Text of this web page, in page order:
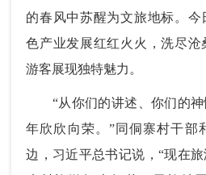
的春风中苏醒为文旅地标。
色产业发展红红火火，洗尽
游客展现独特魅力。
“从你们的讲述、你们的神
年欣欣向荣。”同侗寨村干部
边，习近平总书记说，“现在